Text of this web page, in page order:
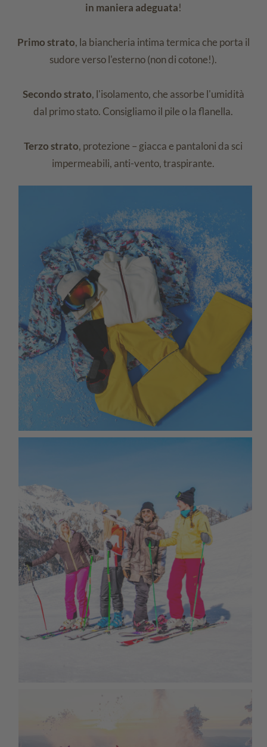
in maniera adeguata!
Primo strato, la biancheria intima termica che porta il
sudore verso l'esterno (non di cotone!).
Secondo strato, l'isolamento, che assorbe l'umidità
dal primo stato. Consigliamo il pile o la flanella.
Terzo strato, protezione – giacca e pantaloni da sci
impermeabili, anti-vento, traspirante.